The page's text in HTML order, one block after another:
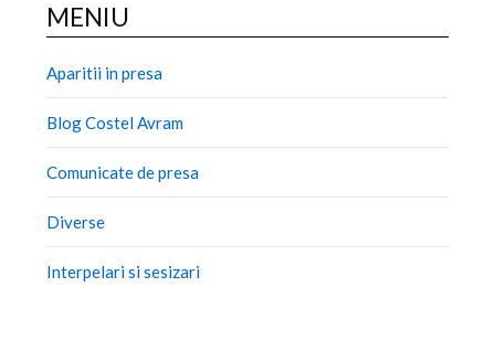
MENIU
Aparitii in presa
Blog Costel Avram
Comunicate de presa
Diverse
Interpelari si sesizari